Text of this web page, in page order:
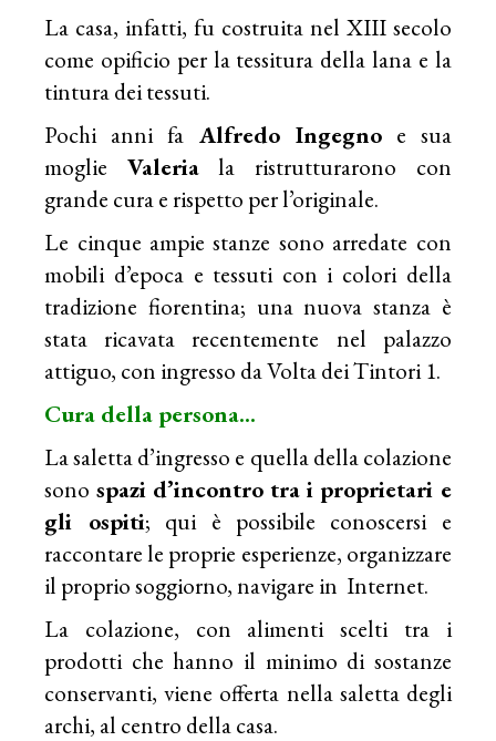
La casa, infatti, fu costruita nel XIII secolo
come opificio per la tessitura della lana e la
tintura dei tessuti.
Pochi anni fa Alfredo Ingegnoe sua
moglie Valeriala ristrutturarono con
grande cura e rispetto per l’originale.
Le cinque ampie stanze sono arredate con
mobili d’epoca e tessuti con i colori della
tradizione fiorentina; una nuova stanza è
stata ricavata recentemente nel palazzo
attiguo, con ingresso da Volta dei Tintori 1.
Cura della persona…
La saletta d’ingresso e quella della colazione
sono spazi d’incontro tra i proprietari e
gli ospiti; qui è possibile conoscersi e
raccontare le proprie esperienze, organizzare
il proprio soggiorno, navigare in Internet.
La colazione, con alimenti scelti tra i
prodotti che hanno il minimo di sostanze
conservanti, viene offerta nella saletta degli
archi, al centro della casa.